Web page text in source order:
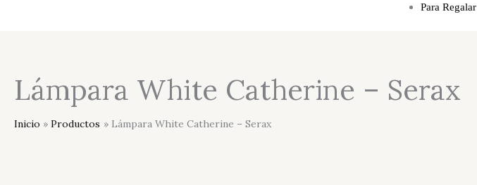
Para Regalar
Lámpara White Catherine – Serax
Inicio Productos Lámpara White Catherine – Serax